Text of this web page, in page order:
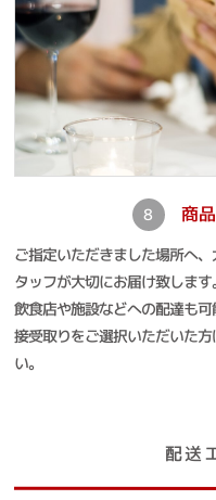
8 商
ご指定いただきました場所へ
タッフが大切にお届け致します。
飲食店や施設などへの配達も
接受取りをご選択いただいた
い。
配送